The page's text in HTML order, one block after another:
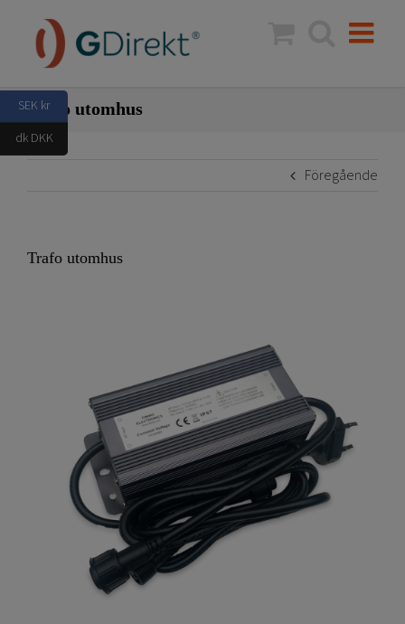
innehållet
Trafo utomhus
Föregående
Trafo utomhus
SEK kr
dk DKK